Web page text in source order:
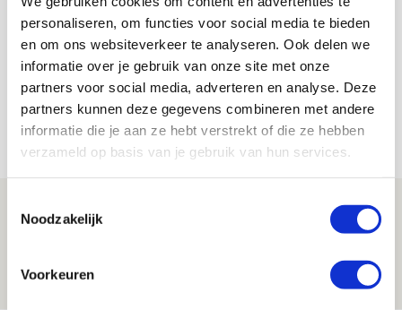
personaliseren, om functies voor social media te bieden
en om ons websiteverkeer te analyseren. Ook delen we
informatie over je gebruik van onze site met onze
partners voor social media, adverteren en analyse. Deze
partners kunnen deze gegevens combineren met andere
informatie die je aan ze hebt verstrekt of die ze hebben
verzameld op basis van je gebruik van hun services.
Noodzakelijk
Voorkeuren
De Redactie
Net binnen //
Drie dingen die je moet weten over PEC
Zwolle - Ajax
NIEUWS